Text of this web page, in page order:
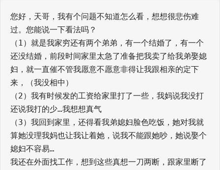
您好，天哥，我有个问题不知道怎么看，想想很悲伤难
过。您能说一下看法吗？
（1）就是我家穷还有两个弟弟，有一个结婚了，有一个
还没结婚，前段时间家里太急了准备把我卖了给我弟娶媳
妇，就一直催不管我愿意不愿意非得让我跟相亲的定下
来，（我没相中）
（2）我有时候发的工资给家里打了一些，我妈说我没打
还说我打的少…我想想真气
（3）我回到家里，还得看我弟媳妇脸色吃饭，她对我就
算她没理我妈也让我让着她，说我不能跟她吵，她说娶个
媳妇不容易…
我还在外面找工作，想到这些真想一刀两断，跟家里断了